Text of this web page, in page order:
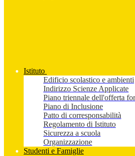
Istituto
Edificio scolastico e ambienti
Indirizzo Scienze Applicate
Piano triennale dell'offerta
Piano di Inclusione
Patto di corresponsabilità
Regolamento di Istituto
Sicurezza a scuola
Organizzazione
Studenti e Famiglie